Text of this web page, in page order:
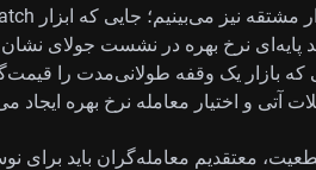
افزایش ۲۵ واحد پایه‌ای نرخ بهره در نشست
که بازار یک وقفه طولانی‌مدت را
آتی و اختیار معامله نرخ بهره ایجاد
معتقدیم معامله‌گران باید برای